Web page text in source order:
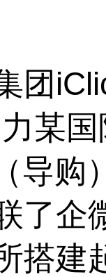
团
某
导购
了企
搭建